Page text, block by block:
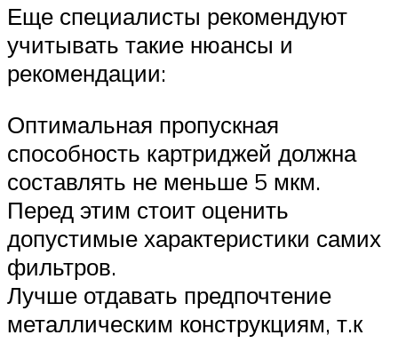
Еще специалисты рекомендуют
учитывать такие нюансы и
рекомендации:
Оптимальная пропускная
способность картриджей должна
составлять не меньше 5 мкм.
Перед этим стоит оценить
допустимые характеристики самих
фильтров.
Лучше отдавать предпочтение
металлическим конструкциям, т.к